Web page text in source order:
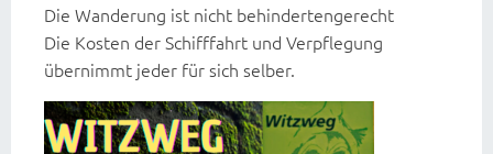
Die Wanderung ist nicht behindertengerecht
Die Kosten der Schifffahrt und Verpflegung
übernimmt jeder für sich selber.